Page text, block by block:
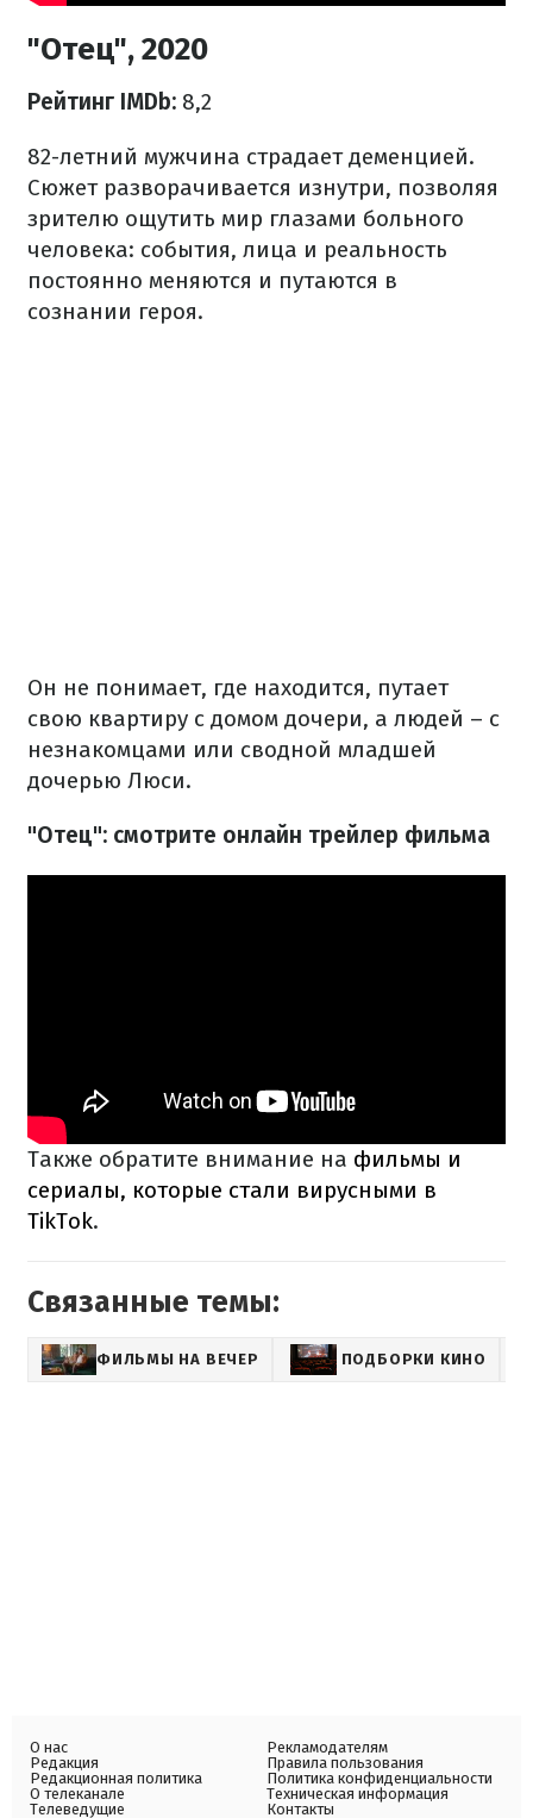
"Отец", 2020
Рейтинг IMDb: 8,2
82-летний мужчина страдает деменцией.
Сюжет разворачивается изнутри, позволяя
зрителю ощутить мир глазами больного
человека: события, лица и реальность
постоянно меняются и путаются в
сознании героя.
Он не понимает, где находится, путает
свою квартиру с домом дочери, а людей – с
незнакомцами или сводной младшей
дочерью Люси.
"Отец": смотрите онлайн трейлер фильма
Также обратите внимание на фильмы и
сериалы, которые стали вирусными в
TikTok.
Связанные темы:
ФИЛЬМЫ НА ВЕЧЕР ПОДБОРКИ КИНО
О нас
Редакция
Редакционная политика
О телеканале
Телеведущие
Рекламодателям
Правила пользования
Политика конфиденциальности
Техническая информация
Контакты